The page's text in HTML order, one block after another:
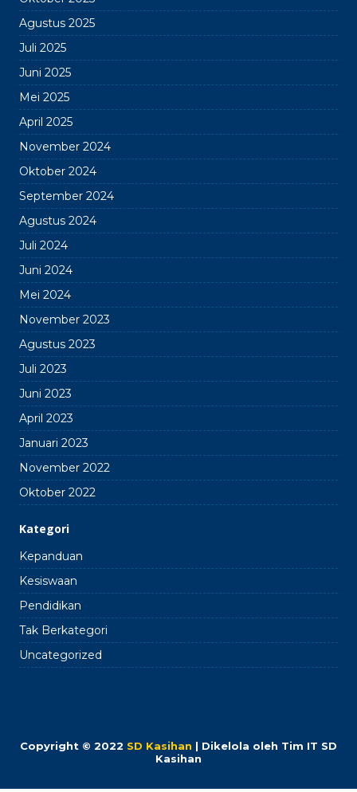
Agustus 2025
Juli 2025
Juni 2025
Mei 2025
April 2025
November 2024
Oktober 2024
September 2024
Agustus 2024
Juli 2024
Juni 2024
Mei 2024
November 2023
Agustus 2023
Juli 2023
Juni 2023
April 2023
Januari 2023
November 2022
Oktober 2022
Kategori
Kepanduan
Kesiswaan
Pendidikan
Tak Berkategori
Uncategorized
Copyright © 2022 SD Kasihan | Dikelola oleh Tim IT SD
Kasihan